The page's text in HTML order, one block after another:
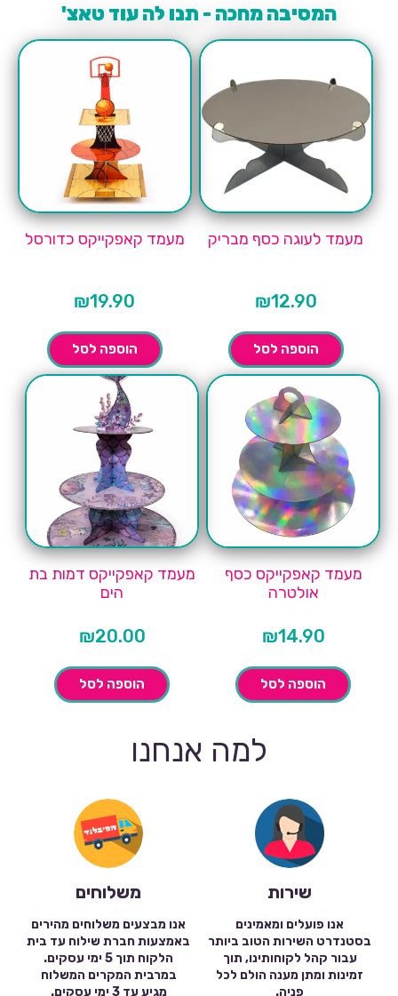
המסיבה מחכה - תנו לה עוד טאצ'
מעמד לעוגה כסף מבריק
₪12.90
הוספה לסל
מעמד קאפקייקס כדורסל
₪19.90
הוספה לסל
מעמד קאפקייקס כסף
אולטרה
₪14.90
הוספה לסל
מעמד קאפקייקס דמות בת
הים
₪20.00
הוספה לסל
למה אנחנו
שירות
אנו פועלים ומאמינים
בסטנדרט השירות הטוב ביותר
עבור קהל לקוחותינו, תוך
זמינות ומתן מענה הולם לכל
פניה.
משלוחים
אנו מבצעים משלוחים מהירים
באמצעות חברת שילוח עד בית
הלקוח תוך 5 ימי עסקים.
במרבית המקרים המשלוח
מגיע עד 3 ימי עסקים.